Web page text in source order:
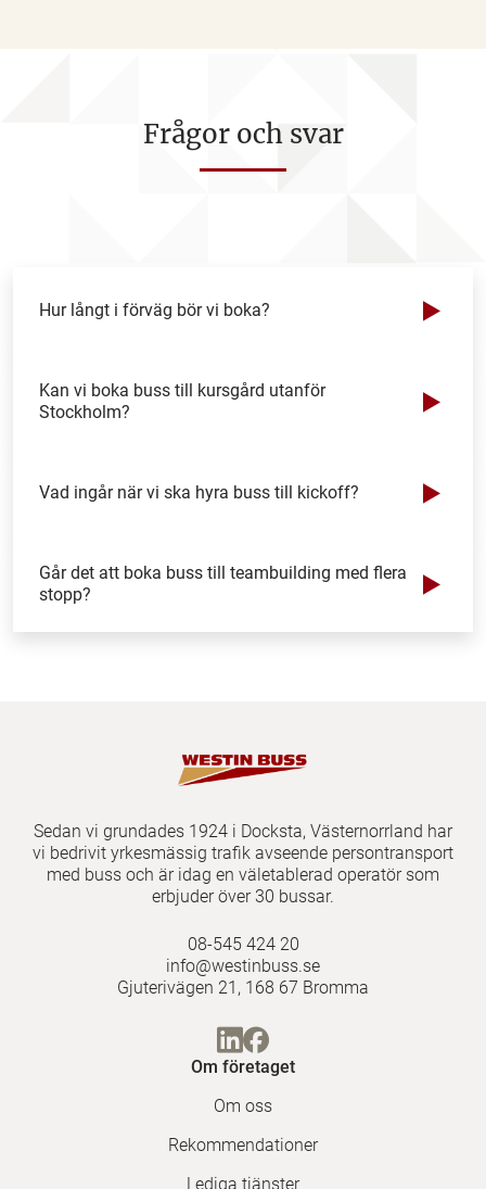
Frågor och svar
Hur långt i förväg bör vi boka?
Kan vi boka buss till kursgård utanför
Stockholm?
Vad ingår när vi ska hyra buss till kickoff?
Går det att boka buss till teambuilding med flera
stopp?
Sedan vi grundades 1924 i Docksta, Västernorrland har
vi bedrivit yrkesmässig trafik avseende persontransport
med buss och är idag en väletablerad operatör som
erbjuder över 30 bussar.
08-545 424 20
info@westinbuss.se
Gjuterivägen 21, 168 67 Bromma
Om företaget
Om oss
Rekommendationer
Lediga tjänster